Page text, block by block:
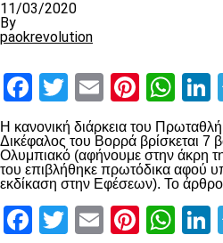
11/03/2020
By
paokrevolution
Facebook
Twitter
Email
Η κανονική διάρκεια του
Δικέφαλος του Βορρά βρίσκεται
Ολυμπιακό (αφήνουμε στην άκρη
του επιβλήθηκε πρωτόδικα αφού
εκδίκαση στην Εφέσεων). Το άρθρο
Facebook
Twitter
Email